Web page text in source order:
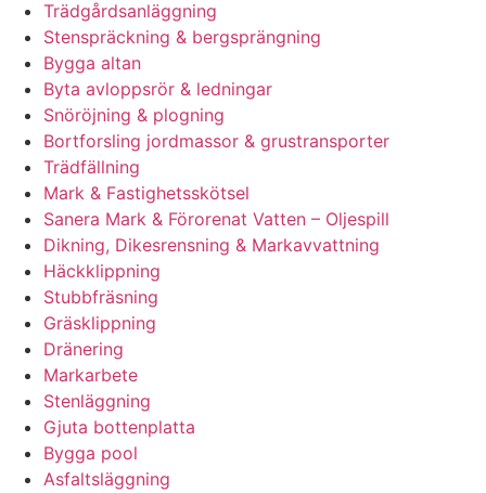
Trädgårdsanläggning
Stenspräckning & bergsprängning
Bygga altan
Byta avloppsrör & ledningar
Snöröjning & plogning
Bortforsling jordmassor & grustransporter
Trädfällning
Mark & Fastighetsskötsel
Sanera Mark & Förorenat Vatten – Oljespill
Dikning, Dikesrensning & Markavvattning
Häckklippning
Stubbfräsning
Gräsklippning
Dränering
Markarbete
Stenläggning
Gjuta bottenplatta
Bygga pool
Asfaltsläggning